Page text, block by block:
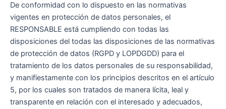
De conformidad con lo dispuesto en las normativas
vigentes en protección de datos personales, el
RESPONSABLE está cumpliendo con todas las
disposiciones del todas las disposiciones de las normativas
de protección de datos (RGPD y LOPDGDD) para el
tratamiento de los datos personales de su responsabilidad,
y manifiestamente con los principios descritos en el artículo
5, por los cuales son tratados de manera lícita, leal y
transparente en relación con el interesado y adecuados,